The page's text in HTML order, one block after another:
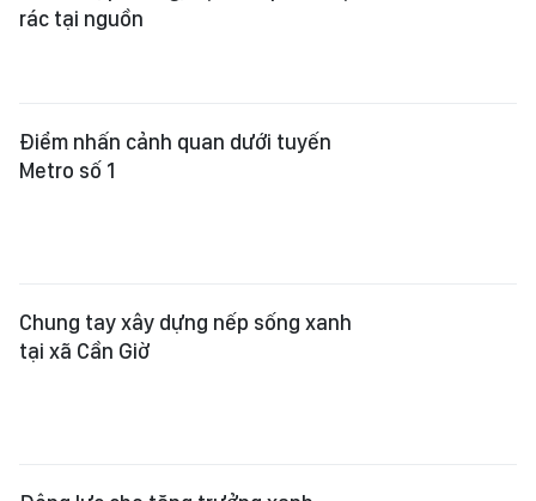
rác tại nguồn
Điểm nhấn cảnh quan dưới tuyến
Metro số 1
Chung tay xây dựng nếp sống xanh
tại xã Cần Giờ